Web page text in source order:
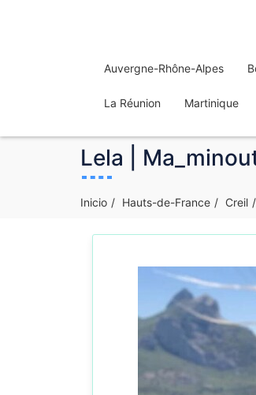
Auvergne-Rhône-Alpes
La Réunion Martinique
Lela |
Inicio Hauts-de-France Creil